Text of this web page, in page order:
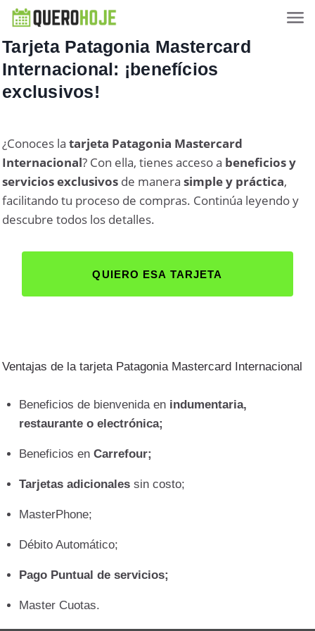
Tarjeta Patagonia Mastercard
Internacional: ¡benefícios
exclusivos!
¿Conoces latarjeta Patagonia Mastercard
Internacional? Con ella, tienes acceso a beneficios y
servicios exclusivos de manerasimple y práctica,
facilitando tu proceso de compras. Continúa leyendo y
descubre todos los detalles.
QUIERO ESA TARJETA
Ventajas de la tarjeta Patagonia Mastercard Internacional
Beneficios de bienvenida en indumentaria,
restaurante o electrónica;
Beneficios enCarrefour;
Tarjetas adicionales sin costo;
MasterPhone;
Débito Automático;
Pago Puntual de servicios;
Master Cuotas.